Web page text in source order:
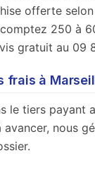
offerte
250 à
gratuit au 09
frais à
le tiers payant
nous